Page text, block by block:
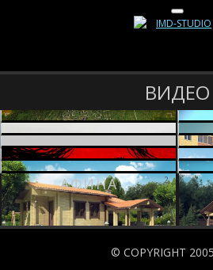
ВИДЕО
ПРЕЗЕНТАЦИЯ
АНИМАЦИЯ
ДИВАНА
ЛИГО 6
ВОЙНА МИРОВ
АФИНА 2
© COPYRIGHT